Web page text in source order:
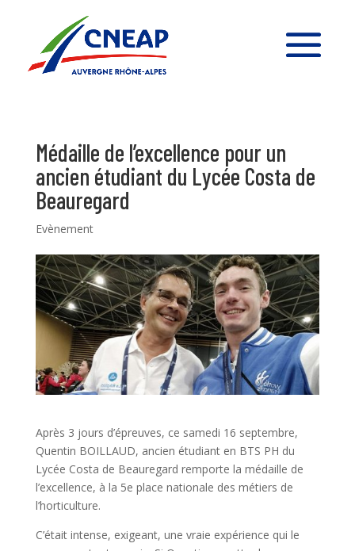
Médaille de l’excellence pour un
ancien étudiant du Lycée Costa de
Beauregard
Evènement
Après 3 jours d’épreuves, ce samedi 16 septembre,
Quentin BOILLAUD, ancien étudiant en BTS PH du
Lycée Costa de Beauregard remporte la médaille de
l’excellence, à la 5e place nationale des métiers de
l’horticulture.
C’était intense, exigeant, une vraie expérience qui le